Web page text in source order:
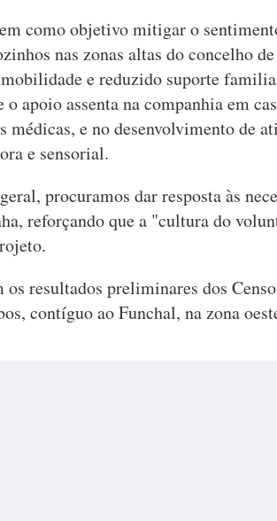
como objetivo mitigar o
nas zonas altas do concelho
e reduzido suporte
o apoio assenta na companhia em
médicas, e no desenvolvimento de
e sensorial.
procuramos dar resposta às
reforçando que a "cultura do
os resultados preliminares dos
contíguo ao Funchal, na zona